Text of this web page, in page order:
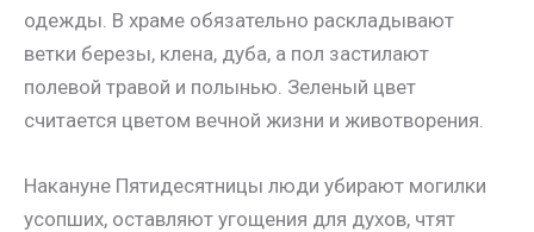
одежды. В храме обязательно раскладывают
ветки березы, клена, дуба, а пол застилают
полевой травой и полынью. Зеленый цвет
считается цветом вечной жизни и животворения.
Накануне Пятидесятницы люди убирают могилки
усопших, оставляют угощения для духов, чтят